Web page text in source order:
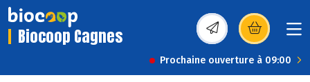
Biocoop Cagnes (s’ouvre dans une
Prochaine ouverture à 09:00